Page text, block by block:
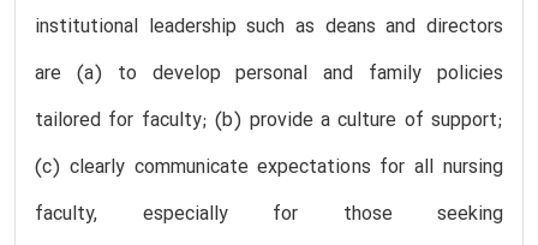
institutional leadership such as deans and directors
are (a) to develop personal and family policies
tailored for faculty; (b) provide a culture of support;
(c) clearly communicate expectations for all nursing
faculty, especially for those seeking